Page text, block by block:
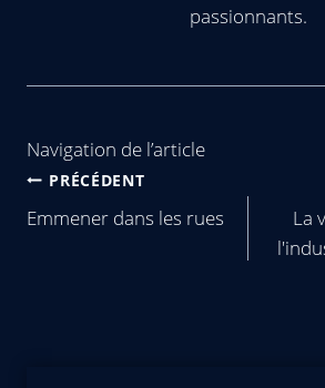
passionnants.
Navigation de l’article
PRÉCÉDENT
Emmener dans les rues
La